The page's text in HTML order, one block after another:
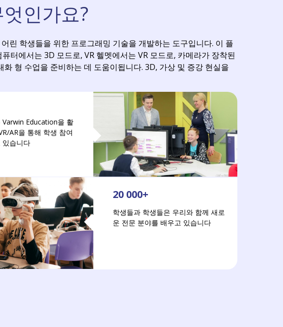
인가요?
린 학생들을 위한 프로그래밍 기술을 개발하는 도구입니다. 이 플
터에서는 3D 모드로, VR 헬멧에서는 VR 모드로, 카메라가 장착된
형 수업을 준비하는 데 도움이됩니다. 3D, 가상 및 증강 현실을
Varwin Education을 활
AR을 통해 학생 참여
있습니다
학생들과 학생들은 우리와 함께 새로
운 전문 분야를 배우고 있습니다
20 000+